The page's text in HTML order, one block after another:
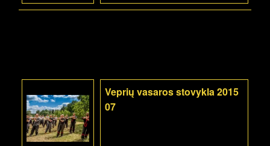
Veprių vasaros stovykla 2015
07